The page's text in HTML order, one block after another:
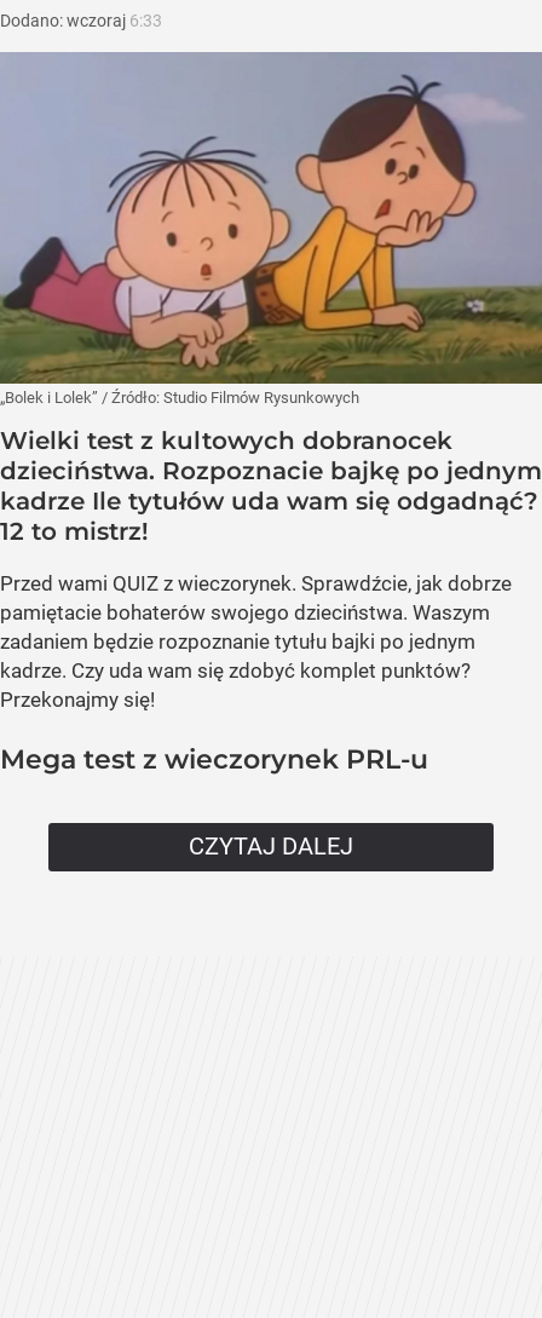
Dodano:wczoraj 6:33
„Bolek i Lolek” / Źródło: Studio Filmów Rysunkowych
Wielki test z kultowych dobranocek
dzieciństwa. Rozpoznacie bajkę po jednym
kadrze Ile tytułów uda wam się odgadnąć?
12 to mistrz!
Przed wami QUIZ z wieczorynek. Sprawdźcie, jak dobrze
pamiętacie bohaterów swojego dzieciństwa. Waszym
zadaniem będzie rozpoznanie tytułu bajki po jednym
kadrze. Czy uda wam się zdobyć komplet punktów?
Przekonajmy się!
Mega test z wieczorynek PRL-u
CZYTAJ DALEJ